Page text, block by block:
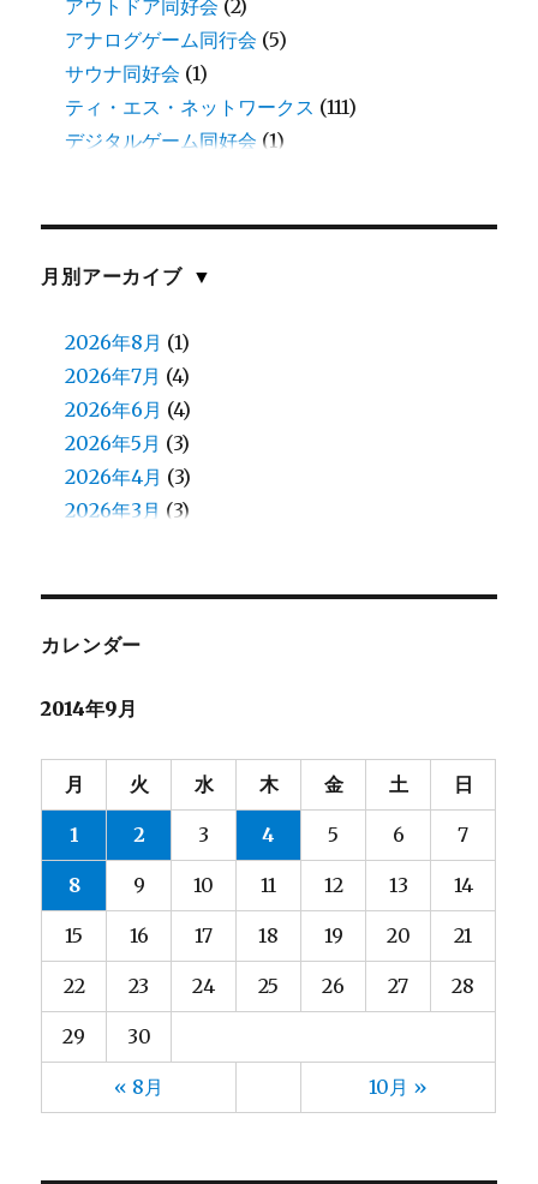
アウトドア同好会 (2)
アナログゲーム同行会 (5)
サウナ同好会 (1)
ティ・エス・ネットワークス (111)
デジタルゲーム同好会 (1)
伊藤(愛)(1)
佐藤(慎)(1)
佐藤（正） (6)
入江(2)
八鍬(1)
加藤(1)
北原(8)
和田（え）
堀籠（ホリゴメ）
大和田
(7)
大塚(6)
大河内
(8)
大熊
大都(2)
宮脇
(3)
小林
(9)
小野(3)
山元
(13)
(13)
山崎(13)
月別アーカイブ ▼
2026年8月 (1)
2026年7月 (4)
2026年6月 (4)
2026年5月 (3)
2026年4月 (3)
2026年3月 (3)
2025年11月
2025年9月
2025年7月
2025年6月(4)
2025年5月
2025年4月
2025年3月(4)
2025年2月
2025年1月
2024年12月(4)
2024年11月
2024年10月
2024年9月(5)
カレンダー
2014年9月
月 火 水 木 金 土 日
« 8月 10月 »
1 2 3 4 5 6 7
8 9 10 11 12 13 14
15 16 17 18 19 20 21
22 23 24 25 26 27 28
29 30